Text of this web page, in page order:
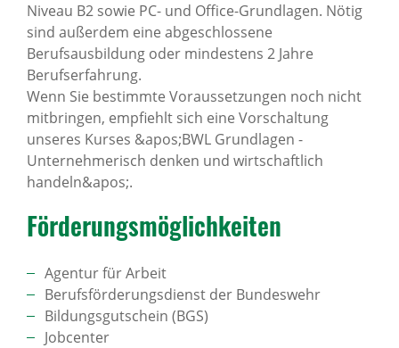
Niveau B2 sowie PC- und Office-Grundlagen. Nötig
sind außerdem eine abgeschlossene
Berufsausbildung oder mindestens 2 Jahre
Berufserfahrung.
Wenn Sie bestimmte Voraussetzungen noch nicht
mitbringen, empfiehlt sich eine Vorschaltung
unseres Kurses &apos;BWL Grundlagen -
Unternehmerisch denken und wirtschaftlich
handeln&apos;.
Förde­rungs­mög­lich­keiten
Agentur für Arbeit
Berufsförderungsdienst der Bundeswehr
Bildungsgutschein (BGS)
Jobcenter